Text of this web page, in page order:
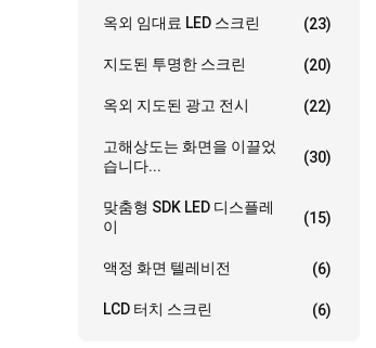
옥외 임대료 LED 스크린 (23)
지도된 투명한 스크린 (20)
옥외 지도된 광고 전시 (22)
고해상도는 화면을 이끌었
습니다...
(30)
맞춤형 SDK LED 디스플레
이
(15)
액정 화면 텔레비전 (6)
LCD 터치 스크린 (6)